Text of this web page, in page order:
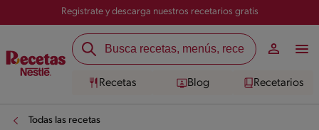
Registrate y descarga nuestros recetarios gratis
Recetas Blog Recetarios
Todas las recetas